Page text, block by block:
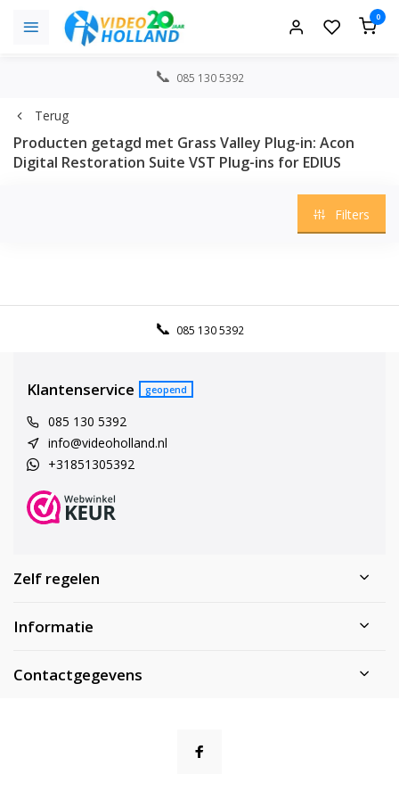
0
085 130 5392
Terug
Producten getagd met Grass Valley Plug-in: Acon
Digital Restoration Suite VST Plug-ins for EDIUS
Filters
085 130 5392
Klantenservice geopend
085 130 5392
info@videoholland.nl
+31851305392
Zelf regelen
Informatie
Contactgegevens